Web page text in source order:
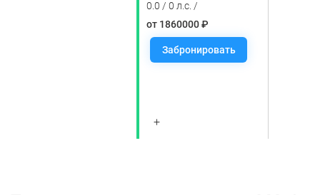
0.0 / 0 л.с. /
от 1860000 ₽
Забронировать
+